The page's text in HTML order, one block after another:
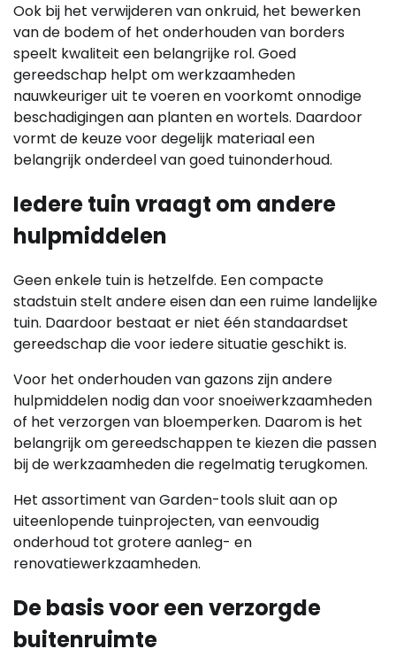
Ook bij het verwijderen van onkruid, het bewerken
van de bodem of het onderhouden van borders
speelt kwaliteit een belangrijke rol. Goed
gereedschap helpt om werkzaamheden
nauwkeuriger uit te voeren en voorkomt onnodige
beschadigingen aan planten en wortels. Daardoor
vormt de keuze voor degelijk materiaal een
belangrijk onderdeel van goed tuinonderhoud.
Iedere tuin vraagt om andere
hulpmiddelen
Geen enkele tuin is hetzelfde. Een compacte
stadstuin stelt andere eisen dan een ruime landelijke
tuin. Daardoor bestaat er niet één standaardset
gereedschap die voor iedere situatie geschikt is.
Voor het onderhouden van gazons zijn andere
hulpmiddelen nodig dan voor snoeiwerkzaamheden
of het verzorgen van bloemperken. Daarom is het
belangrijk om gereedschappen te kiezen die passen
bij de werkzaamheden die regelmatig terugkomen.
Het assortiment van Garden-tools sluit aan op
uiteenlopende tuinprojecten, van eenvoudig
onderhoud tot grotere aanleg- en
renovatiewerkzaamheden.
De basis voor een verzorgde
buitenruimte